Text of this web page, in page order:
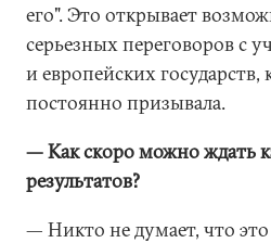
его". Это открывает
серьезных переговоров с
и европейских
постоянно призывала.
— Как скоро можно ждать
результатов?
— Никто не думает, что